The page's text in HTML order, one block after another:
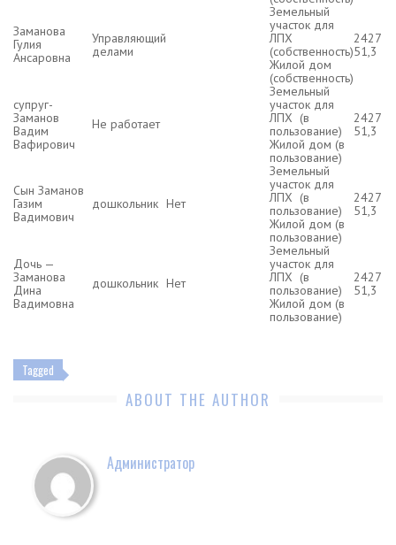
Заманова
Гулия
Ансаровна
Управляющий
делами
Земельный
участок для
ЛПХ
(собственность)
Жилой дом
(собственность)
2427
51,3
супруг-
Заманов
Вадим
Вафирович
Не работает
Земельный
участок для
ЛПХ (в
пользование)
Жилой дом (в
пользование)
2427
51,3
Сын Заманов
Газим
Вадимович
дошкольник Нет
Земельный
участок для
ЛПХ (в
пользование)
Жилой дом (в
пользование)
2427
51,3
Дочь —
Заманова
Дина
Вадимовна
дошкольник Нет
Земельный
участок для
ЛПХ (в
пользование)
Жилой дом (в
пользование)
2427
51,3
Tagged
ABOUT THE AUTHOR
Администратор